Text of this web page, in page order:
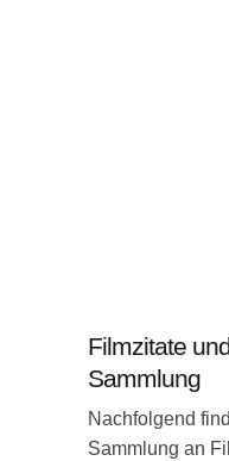
Filmzitate
Sammlung
Nachfolgend
Sammlung an